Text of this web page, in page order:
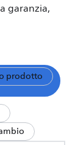
garanzia,
prodotto